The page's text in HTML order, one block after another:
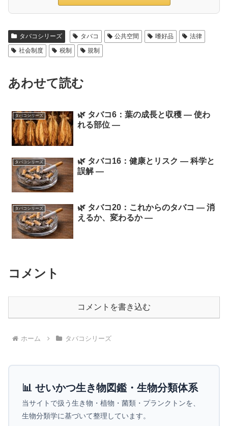
タバコシリーズ タバコ 公共空間 嗜好品
法律
社会制度
税制 規制
あわせて読む
タバコシリーズ
🌿 タバコ6：葉の成長と収穫 ― 使わ
れる部位 ―
タバコシリーズ
🌿 タバコ16：健康とリスク ― 科学と
誤解 ―
タバコシリーズ
🌿 タバコ20：これからのタバコ ― 消
えるか、変わるか ―
コメント
コメントを書き込む
ホーム タバコシリーズ
📊 せいかつ生き物図鑑・生物分類体系
当サイトで扱う生き物・植物・菌類・プランクトンを、
生物分類学に基づいて整理しています。